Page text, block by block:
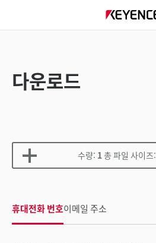
다운로드
수량: 1총 파일 사이즈:
휴대전화 번호이메일 주소